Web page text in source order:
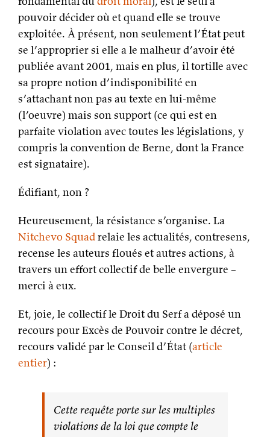
pouvoir décider où et quand elle se trouve
exploitée. À présent, non seulement l’État peut
se l’approprier si elle a le malheur d’avoir été
publiée avant 2001, mais en plus, il tortille avec
sa propre notion d’indisponibilité en
s’attachant non pas au texte en lui-même
(l’oeuvre) mais son support (ce qui est en
parfaite violation avec toutes les législations, y
compris la convention de Berne, dont la France
est signataire).
Édifiant, non ?
Heureusement, la résistance s’organise. La
Nitchevo Squadrelaie les actualités, contresens,
recense les auteurs floués et autres actions, à
travers un effort collectif de belle envergure –
merci à eux.
Et, joie, le collectif le Droit du Serf a déposé un
recours pour Excès de Pouvoir contre le décret,
recours validé par le Conseil d’État (article
entier) :
Cette requête porte sur les multiples
violations de la loi que compte le